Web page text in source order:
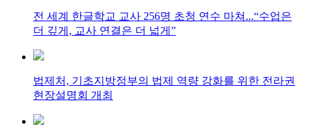
전 세계 한글학교 교사 256명 초청 연수 마쳐...“수업은
더 깊게, 교사 연결은 더 넓게”
법제처, 기초지방정부의 법제 역량 강화를 위한 전라권
현장설명회 개최